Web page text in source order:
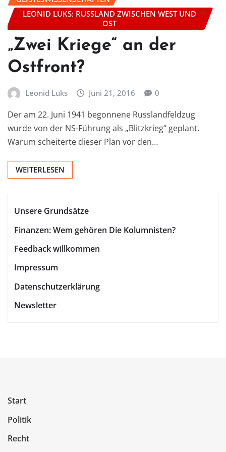
LEONID LUKS: RUSSLAND ZWISCHEN WEST UND
OST
„Zwei Kriege“ an der
Ostfront?
Leonid Luks Juni 21, 2016 0
Der am 22. Juni 1941 begonnene Russlandfeldzug
wurde von der NS-Führung als „Blitzkrieg“ geplant.
Warum scheiterte dieser Plan vor den…
WEITERLESEN
Unsere Grundsätze
Finanzen: Wem gehören Die Kolumnisten?
Feedback willkommen
Impressum
Datenschutzerklärung
Newsletter
Start
Politik
Recht